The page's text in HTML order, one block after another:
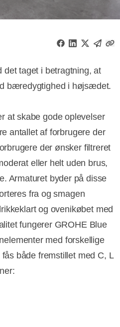
taget i betragtning, at
bæredygtighed i højsædet.
at skabe gode oplevelser
antallet af forbrugere der
der ønsker filtreret
eller helt uden brus,
Armaturet byder på disse
fra og smagen
og ovenikøbet med
fungerer GROHE Blue
med forskellige
både fremstillet med C, L